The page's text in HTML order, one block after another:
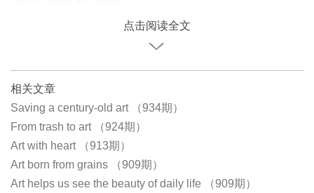
点击阅读全文
相关文章
Saving a century-old art （934期）
From trash to art （924期）
Art with heart （913期）
Art born from grains （909期）
Art helps us see the beauty of daily life （909期）